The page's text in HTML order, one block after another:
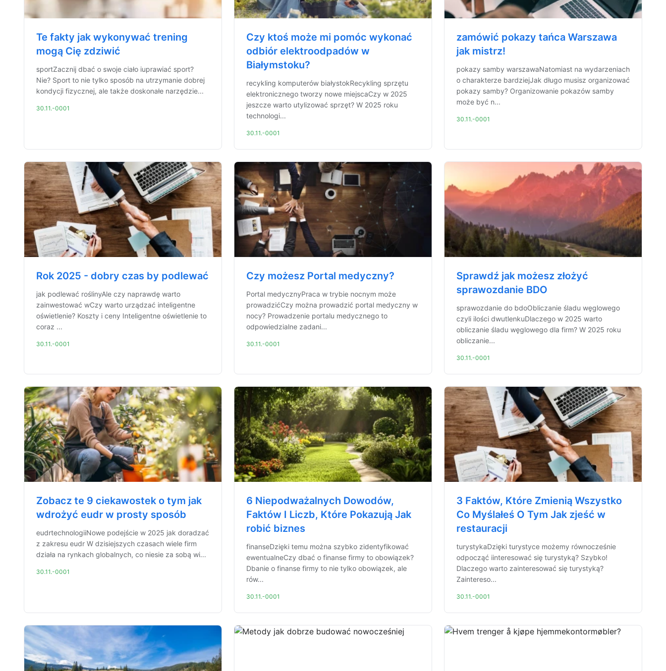
Te fakty jak wykonywać trening
mogą Cię zdziwić
sportZacznij dbać o swoje ciało iuprawiać sport?
Nie? Sport to nie tylko sposób na utrzymanie dobrej
kondycji fizycznej, ale także doskonałe narzędzie...
30.11.-0001
Czy ktoś może mi pomóc wykonać
odbiór elektroodpadów w
Białymstoku?
recykling komputerów białystokRecykling sprzętu
elektronicznego tworzy nowe miejscaCzy w 2025
jeszcze warto utylizować sprzęt? W 2025 roku
technologi...
30.11.-0001
zamówić pokazy tańca Warszawa
jak mistrz!
pokazy samby warszawaNatomiast na wydarzeniach
o charakterze bardziejJak długo musisz organizować
pokazy samby? Organizowanie pokazów samby
może być n...
30.11.-0001
Rok 2025 - dobry czas by podlewać
jak podlewać roślinyAle czy naprawdę warto
zainwestować wCzy warto urządzać inteligentne
oświetlenie? Koszty i ceny Inteligentne oświetlenie to
coraz ...
30.11.-0001
Czy możesz Portal medyczny?
Portal medycznyPraca w trybie nocnym może
prowadzićCzy można prowadzić portal medyczny w
nocy? Prowadzenie portalu medycznego to
odpowiedzialne zadani...
30.11.-0001
Sprawdź jak możesz złożyć
sprawozdanie BDO
sprawozdanie do bdoObliczanie śladu węglowego
czyli ilości dwutlenkuDlaczego w 2025 warto
obliczanie śladu węglowego dla firm? W 2025 roku
obliczanie...
30.11.-0001
Zobacz te 9 ciekawostek o tym jak
wdrożyć eudr w prosty sposób
eudrtechnologiiNowe podejście w 2025 jak doradzać
z zakresu eudr W dzisiejszych czasach wiele firm
działa na rynkach globalnych, co niesie za sobą wi...
30.11.-0001
6 Niepodważalnych Dowodów,
Faktów I Liczb, Które Pokazują Jak
robić biznes
finanseDzięki temu można szybko zidentyfikować
ewentualneCzy dbać o finanse firmy to obowiązek?
Dbanie o finanse firmy to nie tylko obowiązek, ale
rów...
30.11.-0001
3 Faktów, Które Zmienią Wszystko
Co Myślałeś O Tym Jak zjeść w
restauracji
turystykaDzięki turystyce możemy równocześnie
odpocząć iinteresować się turystyką? Szybko!
Dlaczego warto zainteresować się turystyką?
Zaintereso...
30.11.-0001